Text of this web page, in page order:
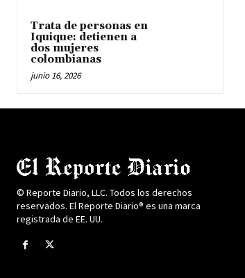
Trata de personas en
Iquique: detienen a
dos mujeres
colombianas
junio 16, 2026
© Reporte Diario, LLC. Todos los derechos
reservados. El Reporte Diario® es una marca
registrada de EE. UU.